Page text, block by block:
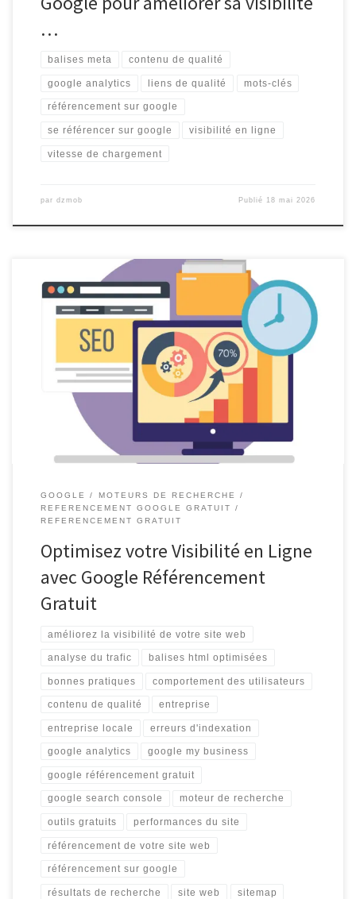
…
balises meta contenu de qualité
google analytics liens de qualité mots-clés
référencement sur google
se référencer sur google visibilité en ligne
vitesse de chargement
par dzmob Publié 18 mai 2026
Google Référencement Gratuit : Améliorez la Visibilité de Votre
Site Web Google Référencement Gratuit : Améliorez la Visibilité
de Votre Site Web Le référencement sur Google est un élément
essentiel pour toute entreprise ou site web cherchant à accroître
sa visibilité en ligne. Google est le moteur de recherche le […]
GOOGLE
MOTEURS DE RECHERCHE
REFERENCEMENT GOOGLE GRATUIT
REFERENCEMENT GRATUIT
Optimisez votre Visibilité en Ligne
avec Google Référencement
Gratuit
améliorez la visibilité de votre site web
analyse du trafic balises html optimisées
bonnes pratiques comportement des utilisateurs
contenu de qualité entreprise
entreprise locale erreurs d'indexation
google analytics google my business
google référencement gratuit
google search console moteur de recherche
outils gratuits performances du site
référencement de votre site web
référencement sur google
résultats de recherche site web sitemap